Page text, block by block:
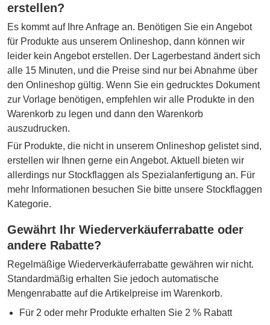
erstellen?
Es kommt auf Ihre Anfrage an. Benötigen Sie ein Angebot
für Produkte aus unserem Onlineshop, dann können wir
leider kein Angebot erstellen. Der Lagerbestand ändert sich
alle 15 Minuten, und die Preise sind nur bei Abnahme über
den Onlineshop gültig. Wenn Sie ein gedrucktes Dokument
zur Vorlage benötigen, empfehlen wir alle Produkte in den
Warenkorb zu legen und dann den Warenkorb
auszudrucken.
Für Produkte, die nicht in unserem Onlineshop gelistet sind,
erstellen wir Ihnen gerne ein Angebot. Aktuell bieten wir
allerdings nur Stockflaggen als Spezialanfertigung an. Für
mehr Informationen besuchen Sie bitte unsere Stockflaggen
Kategorie.
Gewährt Ihr Wiederverkäuferrabatte oder
andere Rabatte?
Regelmäßige Wiederverkäuferrabatte gewähren wir nicht.
Standardmäßig erhalten Sie jedoch automatische
Mengenrabatte auf die Artikelpreise im Warenkorb.
Für 2 oder mehr Produkte erhalten Sie 2 % Rabatt